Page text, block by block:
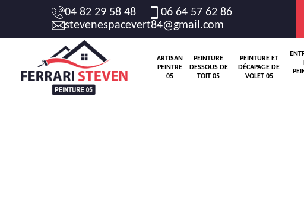
04 82 29 58 48
06 64 57 62 86
stevenespacevert84@gmail.com
ARTISAN
PEINTRE
05
PEINTURE
DESSOUS DE
TOIT 05
PEINTURE ET
DÉCAPAGE DE
VOLET 05